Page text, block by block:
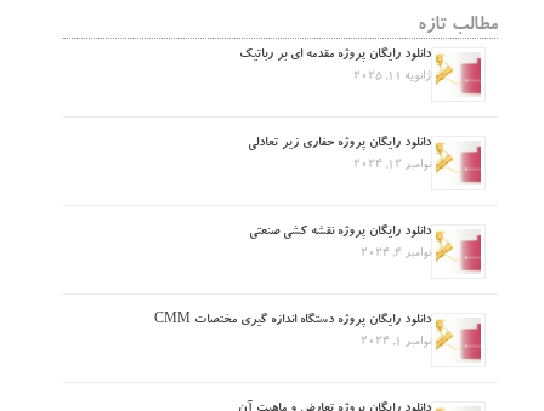
مطالب تازه
دانلود رایگان پروژه مقدمه ای بر رباتیک
ژانویه 11, 2025
دانلود رایگان پروژه حفاری زیر تعادلی
نوامبر 12, 2024
دانلود رایگان پروژه نقشه کشی صنعتی
نوامبر 4, 2024
دانلود رایگان پروژه دستگاه اندازه گیری مختصات CMM
نوامبر 1, 2024